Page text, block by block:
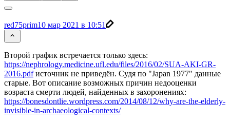
red75prim10 мар 2021 в 10:51
Второй график встречается только здесь:
https://nephrology.medicine.ufl.edu/files/2016/02/SUA-AKI-GR-
2016.pdfисточник не приведён. Судя по "Japan 1977" данные
старые. Вот описание возможных причин недооценки
возраста смерти людей, найденных в захоронениях:
https://bonesdontlie.wordpress.com/2014/08/12/why-are-the-elderly-
invisible-in-archaeological-contexts/